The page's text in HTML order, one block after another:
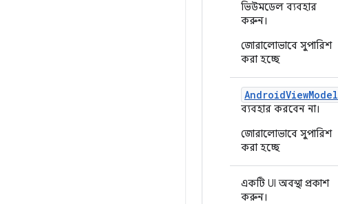
ভিউমডেল ব্যবহার
করুন।
জোরালোভাবে সুপারিশ
করা হচ্ছে
AndroidViewModel
ব্যবহার করবেন না।
জোরালোভাবে সুপারিশ
করা হচ্ছে
একটি UI অবস্থা প্রকাশ
করুন।